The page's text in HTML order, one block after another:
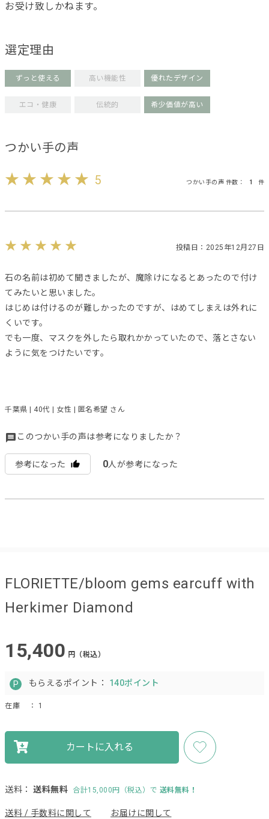
お受け致しかねます。
選定理由
ずっと使える 高い機能性 優れたデザイン
エコ・健康 伝統的 希少価値が高い
つかい手の声
5 つかい手の声 件数： 1 件
投稿日：2025年12月27日
石の名前は初めて聞きましたが、魔除けになるとあったので付け
てみたいと思いました。
はじめは付けるのが難しかったのですが、はめてしまえは外れに
くいです。
でも一度、マスクを外したら取れかかっていたので、落とさない
ように気をつけたいです。
千葉県 | 40代 | 女性 | 匿名希望 さん
このつかい手の声は参考になりましたか？
参考になった 0人が参考になった
FLORIETTE/bloom gems earcuff with
Herkimer Diamond
15,400 円（税込）
もらえるポイント： 140ポイント
在庫 ： 1
カートに入れる
送料： 送料無料 合計15,000円（税込）で 送料無料！
送料 / 手数料に関して お届けに関して